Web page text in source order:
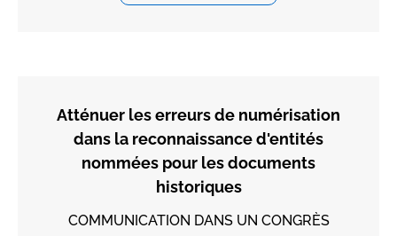
Atténuer les erreurs de numérisation
dans la reconnaissance d'entités
nommées pour les documents
historiques
COMMUNICATION DANS UN CONGRÈS